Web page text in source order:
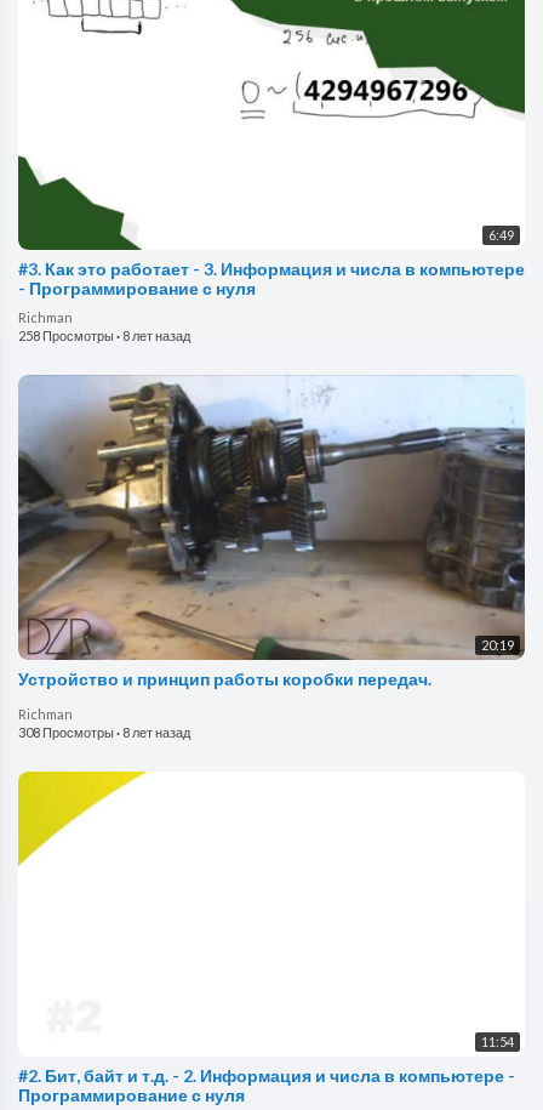
6:49
#3. Как это работает - 3. Информация и числа в компьютере
- Программирование с нуля
Richman
258 Просмотры· 8 лет назад
20:19
Устройство и принцип работы коробки передач.
Richman
308 Просмотры· 8 лет назад
11:54
#2. Бит, байт и т.д. - 2. Информация и числа в компьютере -
Программирование с нуля